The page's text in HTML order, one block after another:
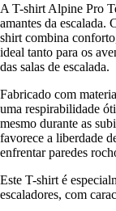
A T-shirt Alpine Pro
amantes da escalada.
shirt combina
ideal tanto para os
das salas de escalada.
Fabricado com
uma respirabilidade
mesmo durante as
favorece a liberdade
enfrentar paredes
Este T-shirt é
escaladores, com